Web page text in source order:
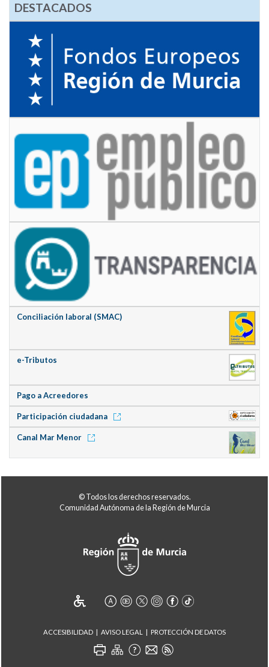
DESTACADOS
Conciliación laboral (SMAC)
e-Tributos
Pago a Acreedores
Participación ciudadana
Canal Mar Menor
© Todos los derechos reservados.
Comunidad Autónoma de la Región de Murcia
ACCESIBILIDAD AVISO LEGAL PROTECCIÓN DE DATOS